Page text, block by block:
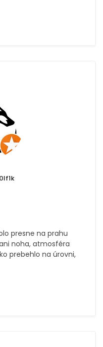
presne na prahu
noha, atmosféra
prebehlo na úrovni,